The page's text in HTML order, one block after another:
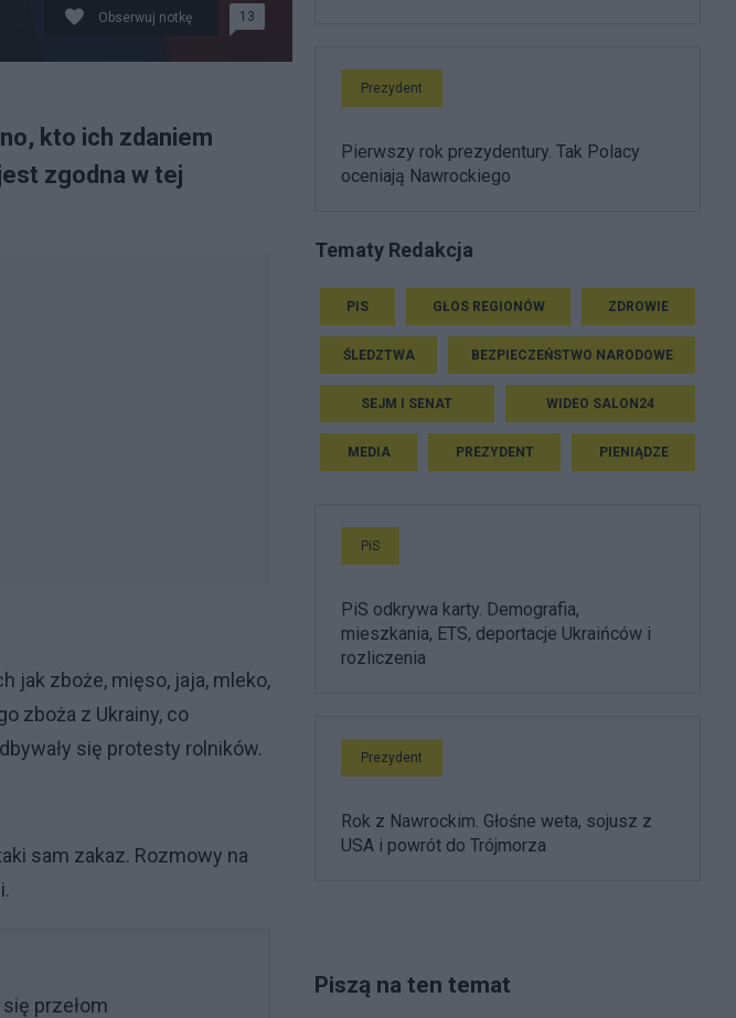
Obserwuj notkę 13
kto ich zdaniem
zgodna w tej
jak zboże, mięso, jaja, mleko,
zboża z Ukrainy, co
się protesty rolników.
sam zakaz. Rozmowy na
przełom
Prezydent
Pierwszy rok prezydentury. Tak Polacy
oceniają Nawrockiego
Tematy Redakcja
PIS GŁOS REGIONÓW ZDROWIE
ŚLEDZTWA BEZPIECZEŃSTWO NARODOWE
SEJM I SENAT WIDEO SALON24
MEDIA PREZYDENT PIENIĄDZE
PiS
PiS odkrywa karty. Demografia,
mieszkania, ETS, deportacje Ukraińców i
rozliczenia
Prezydent
Rok z Nawrockim. Głośne weta, sojusz z
USA i powrót do Trójmorza
Piszą na ten temat